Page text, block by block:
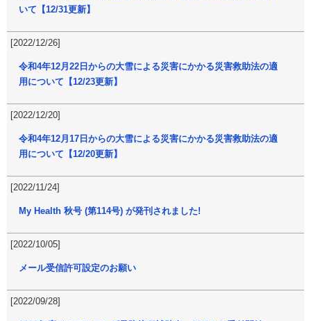
いて【12/31更新】
[2022/12/26]
令和4年12月22日からの大雪による災害にかかる災害救助法の適
用について【12/23更新】
[2022/12/20]
令和4年12月17日からの大雪による災害にかかる災害救助法の適
用について【12/20更新】
[2022/11/24]
My Health 秋号 (第114号) が発刊されました!
[2022/10/05]
メール受信許可設定のお願い
[2022/09/28]